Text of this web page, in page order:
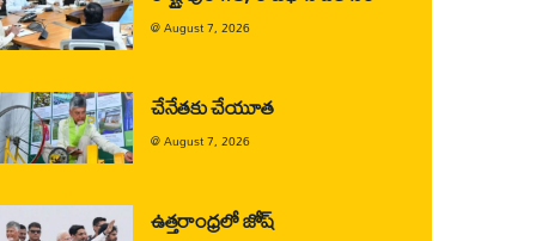
@August 7, 2026
చేనేతకు చేయూత
@August 7, 2026
ఉత్తరాంధ్రలో జోష్